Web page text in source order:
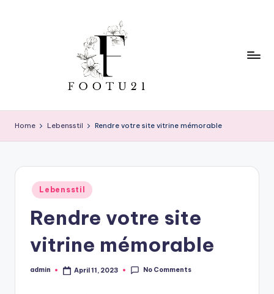
o
o
t
Home Lebensstil Rendre votre site vitrine mémorable
Posted
in
Lebensstil
Rendre votre site
vitrine mémorable
Posted
admin April 11, 2023 No Comments